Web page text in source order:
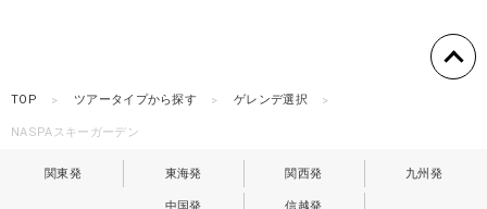
TOP ツアータイプから探す ゲレンデ選択
NASPAスキーガーデン
関東発 東海発 関西発 九州発